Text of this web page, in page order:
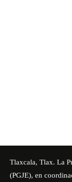
Tlaxcala, Tlax. La
(PGJE), en